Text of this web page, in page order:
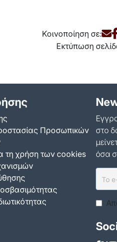
Κοινοποίηση σε:
Εκτύπωση
Προσωπικών
τη χρήση των cookies
στο
όσα